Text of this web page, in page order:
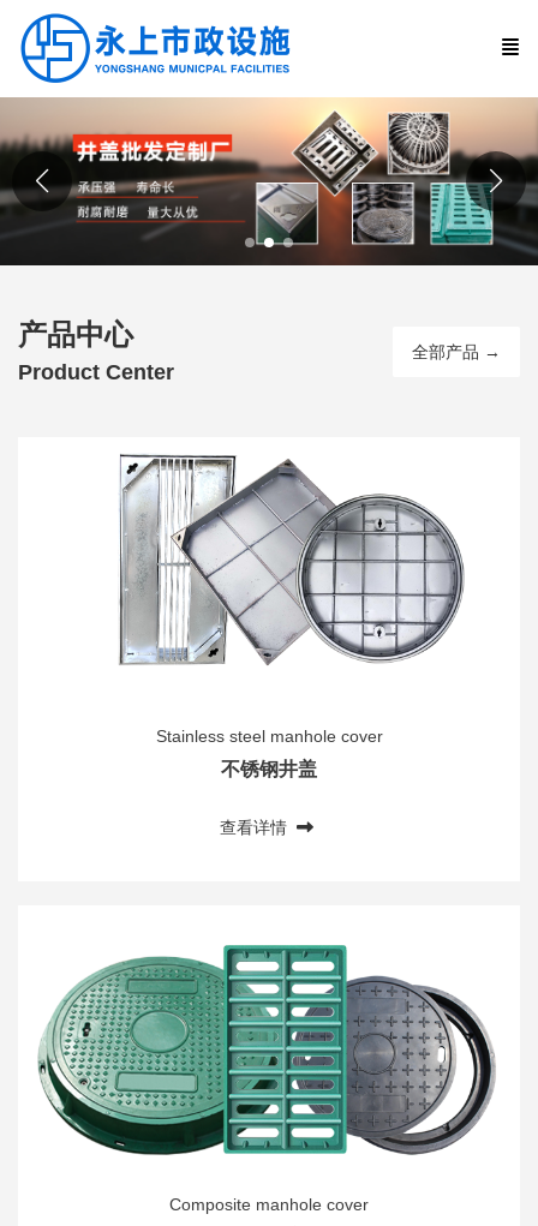
产品中心
Product Center
全部产品 →
Stainless steel manhole cover
不锈钢井盖
查看详情
Composite manhole cover